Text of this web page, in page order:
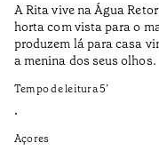
A Rita vive na Água
horta com vista para o
produzem lá para casa
a menina dos seus olhos.
Tempo de leitura5’
•
Açores